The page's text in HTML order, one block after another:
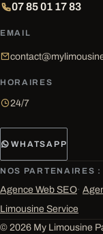
07 85 01 17 83
EMAIL
HORAIRES
24/7
WHATSAPP
NOS PARTENAIRES :
Agence Web SEO·
Limousine Service
© 2026 My Limousine